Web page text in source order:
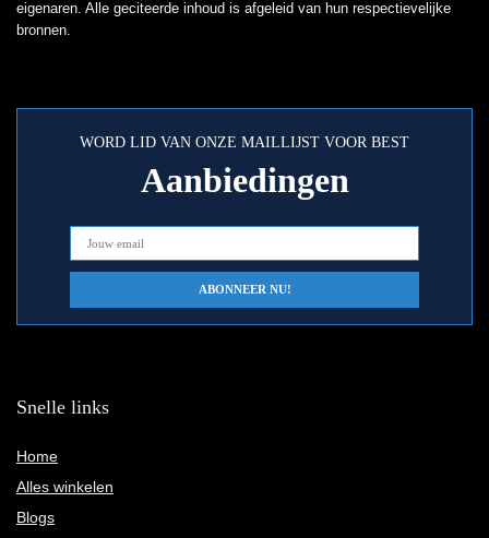
eigenaren. Alle geciteerde inhoud is afgeleid van hun respectievelijke
bronnen.
WORD LID VAN ONZE MAILLIJST VOOR BEST
Aanbiedingen
Snelle links
Home
Alles winkelen
Blogs